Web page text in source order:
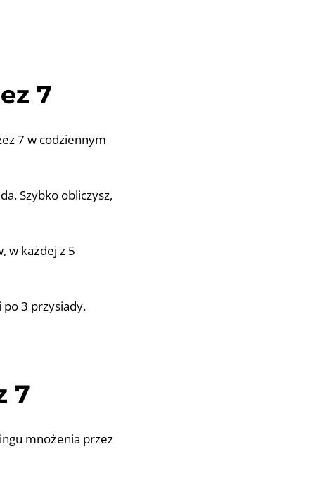
7
7 w codziennym
Szybko obliczysz,
w każdej z 5
po 3 przysiady.
7
mnożenia przez